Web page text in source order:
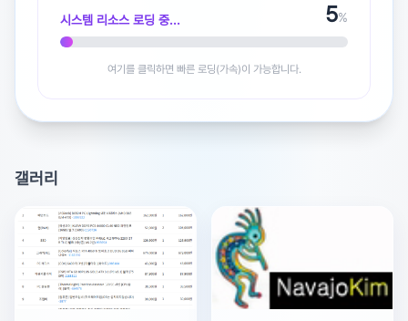
광고 [X]를 누르면 내용이 해제됩니다
시스템 리소스 로딩 중... 5%
여기를 클릭하면 빠른 로딩(가속)이 가능합니다.
갤러리